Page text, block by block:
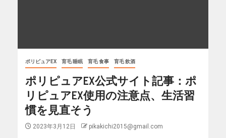
ポリピュアEX 育毛 睡眠 育毛 食事 育毛 飲酒
ポリピュアEX公式サイト記事：ポ
リピュアEX使用の注意点、生活習
慣を見直そう
2023年3月12日 pikakichi2015@gmail.com